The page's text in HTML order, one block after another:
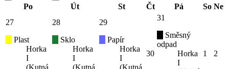
Po
Út St Čt Pá So Ne
27
Plast
Horka
I
28
Sklo
Horka
I
29
Papír
Horka
I
30
31
Směsný
odpad
Horka
I
1 2